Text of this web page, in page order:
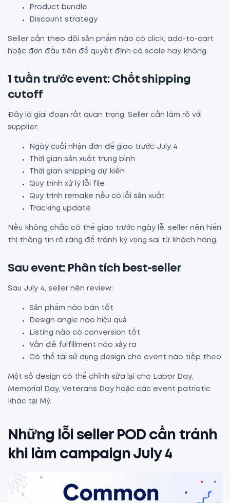
Product bundle
Discount strategy
Seller cần theo dõi sản phẩm nào có click, add-to-cart
hoặc đơn đầu tiên để quyết định có scale hay không.
1 tuần trước event: Chốt shipping
cutoff
Đây là giai đoạn rất quan trọng. Seller cần làm rõ với
supplier:
Ngày cuối nhận đơn để giao trước July 4
Thời gian sản xuất trung bình
Thời gian shipping dự kiến
Quy trình xử lý lỗi file
Quy trình remake nếu có lỗi sản xuất
Tracking update
Nếu không chắc có thể giao trước ngày lễ, seller nên hiển
thị thông tin rõ ràng để tránh kỳ vọng sai từ khách hàng.
Sau event: Phân tích best-seller
Sau July 4, seller nên review:
Sản phẩm nào bán tốt
Design angle nào hiệu quả
Listing nào có conversion tốt
Vấn đề fulfillment nào xảy ra
Có thể tái sử dụng design cho event nào tiếp theo
Một số design có thể chỉnh sửa lại cho Labor Day,
Memorial Day, Veterans Day hoặc các event patriotic
khác tại Mỹ.
Những lỗi seller POD cần tránh
khi làm campaign July 4